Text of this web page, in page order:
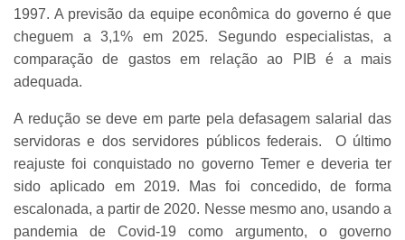
1997. A previsão da equipe econômica do governo é que
cheguem a 3,1% em 2025. Segundo especialistas, a
comparação de gastos em relação ao PIB é a mais
adequada.
A redução se deve em parte pela defasagem salarial das
servidoras e dos servidores públicos federais. O último
reajuste foi conquistado no governo Temer e deveria ter
sido aplicado em 2019. Mas foi concedido, de forma
escalonada, a partir de 2020. Nesse mesmo ano, usando a
pandemia de Covid-19 como argumento, o governo